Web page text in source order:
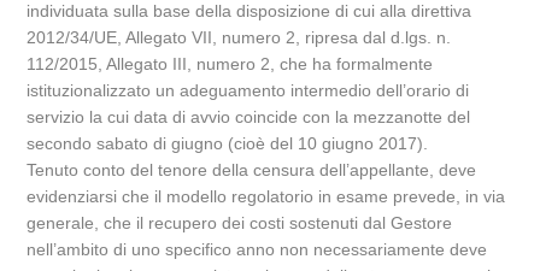
individuata sulla base della disposizione di cui alla direttiva
2012/34/UE, Allegato VII, numero 2, ripresa dal d.lgs. n.
112/2015, Allegato III, numero 2, che ha formalmente
istituzionalizzato un adeguamento intermedio dell’orario di
servizio la cui data di avvio coincide con la mezzanotte del
secondo sabato di giugno (cioè del 10 giugno 2017).
Tenuto conto del tenore della censura dell’appellante, deve
evidenziarsi che il modello regolatorio in esame prevede, in via
generale, che il recupero dei costi sostenuti dal Gestore
nell’ambito di uno specifico anno non necessariamente deve